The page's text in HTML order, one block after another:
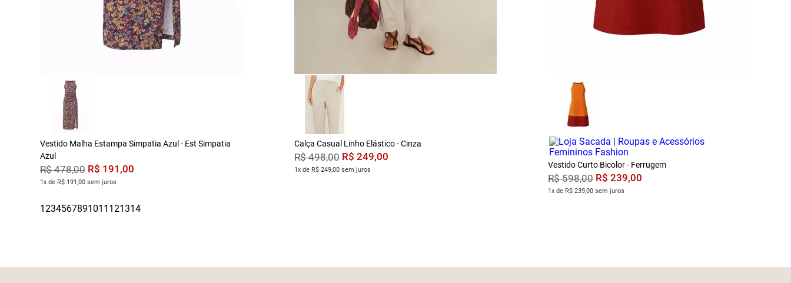
Vestido Malha Estampa Simpatia Azul - Est Simpatia
Azul
R$ 478,00 R$ 191 ,00
1x de R$ 191,00 sem juros
Calça Casual Linho Elástico - Cinza
R$ 498,00 R$ 249,00
1x de R$ 249,00 sem juros
Vestido Curto Bicolor - Ferrugem
R$ 598,00 R$ 239,00
1x de R$ 239,00 sem juros